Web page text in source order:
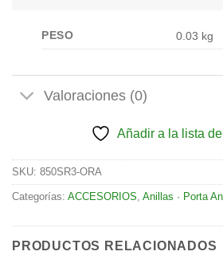
PESO 0.03 kg
Valoraciones (0)
Añadir a la lista
SKU: 850SR3-ORA
Categorías: ACCESORIOS, Anillas · Porta
PRODUCTOS RELACIONADOS